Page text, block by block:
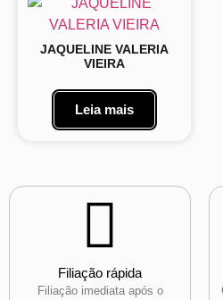
JAQUELINE VALERIA
VIEIRA
Leia mais
Filiação rápida
Filiação imediata após o